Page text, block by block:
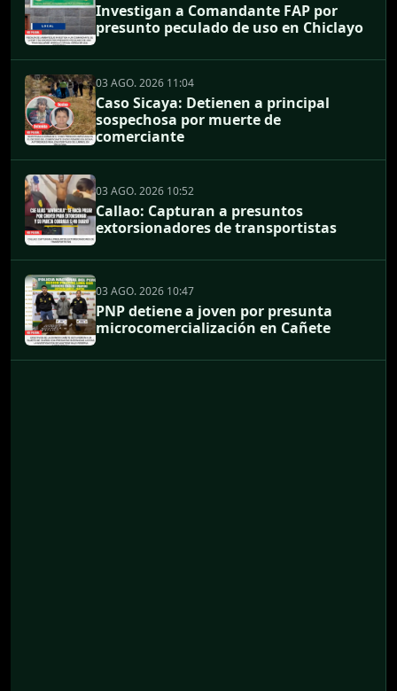
Investigan a Comandante FAP por
presunto peculado de uso en Chiclayo
03 AGO. 2026 11:04
Caso Sicaya: Detienen a principal
sospechosa por muerte de
comerciante
03 AGO. 2026 10:52
Callao: Capturan a presuntos
extorsionadores de transportistas
03 AGO. 2026 10:47
PNP detiene a joven por presunta
microcomercialización en Cañete